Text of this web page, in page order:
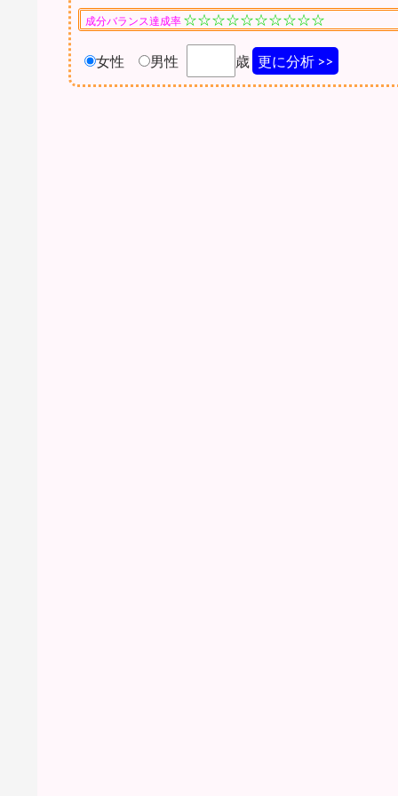
成分バランス達成率 ☆☆☆☆☆☆☆☆☆☆
女性 男性 歳 更に分析 >>